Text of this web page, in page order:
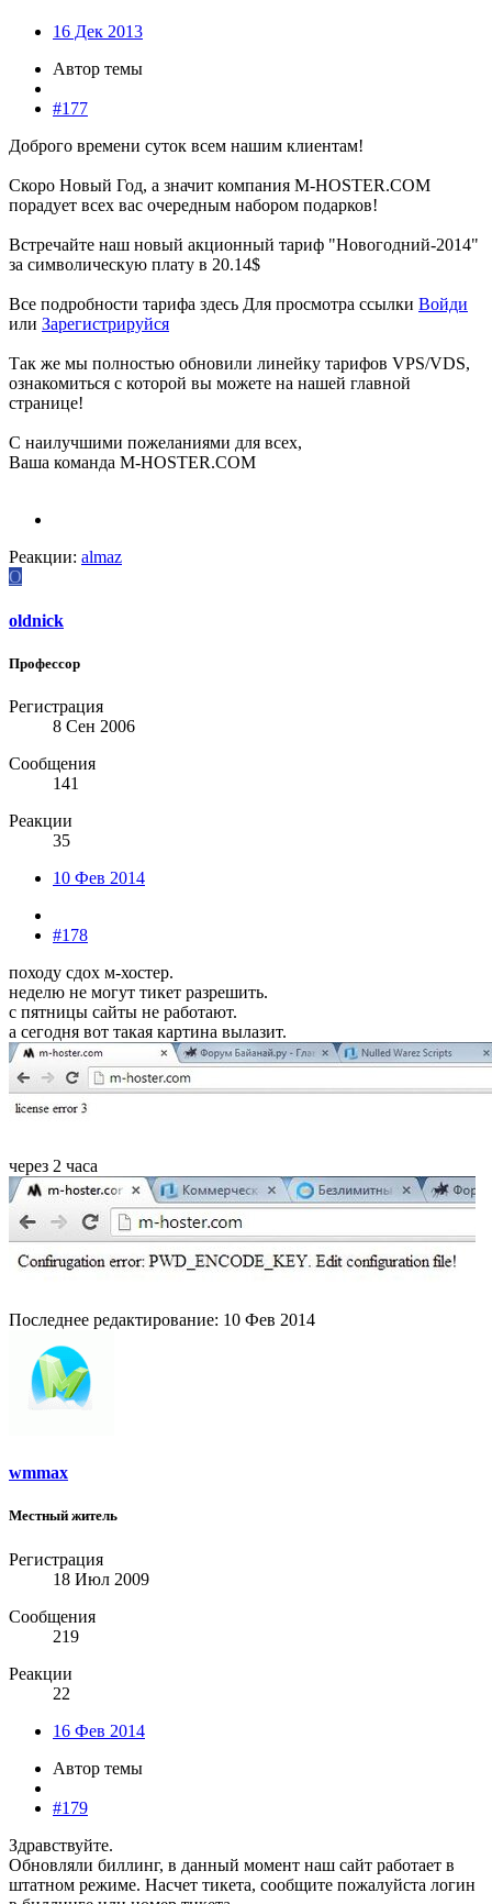
16 Дек 2013
Автор темы
#177
Доброго времени суток всем нашим клиентам!
Скоро Новый Год, а значит компания M-HOSTER.COM
порадует всех вас очередным набором подарков!
Встречайте наш новый акционный тариф "Новогодний-2014"
за символическую плату в 20.14$
Все подробности тарифа здесь Для просмотра ссылки Войди
или Зарегистрируйся
Так же мы полностью обновили линейку тарифов VPS/VDS,
ознакомиться с которой вы можете на нашей главной
странице!
С наилучшими пожеланиями для всех,
Ваша команда M-HOSTER.COM
Реакции: almaz
O
oldnick
Профессор
Регистрация
8 Сен 2006
Сообщения
141
Реакции
35
10 Фев 2014
#178
походу сдох м-хостер.
неделю не могут тикет разрешить.
с пятницы сайты не работают.
а сегодня вот такая картина вылазит.
через 2 часа
Последнее редактирование: 10 Фев 2014
wmmax
Местный житель
Регистрация
18 Июл 2009
Сообщения
219
Реакции
22
16 Фев 2014
Автор темы
#179
Здравствуйте.
Обновляли биллинг, в данный момент наш сайт работает в
штатном режиме. Насчет тикета, сообщите пожалуйста логин